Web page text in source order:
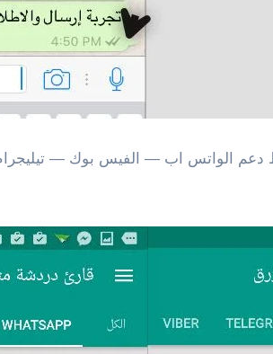
الواتس اب — الفيس بوك — تيليجرام